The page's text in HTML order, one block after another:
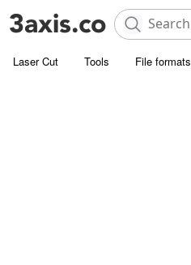
Laser Cut Tools File formats